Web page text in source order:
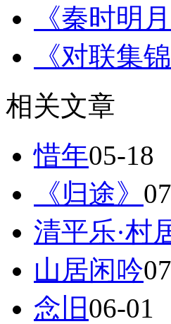
《秦时明
《对联集
相关文章
惜年05-18
《归途》
清平乐·村
山居闲吟
念旧06-01